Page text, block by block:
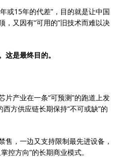
或15年的代差”，目的就是让中国
，又因有“可用的”旧技术而难以决
是最终目的。
片产业在一条“可预测”的跑道上发
方供应链长期保持“不可或缺”的
售，一边又支持限制最先进设备，
控方向”的长期商业模式。